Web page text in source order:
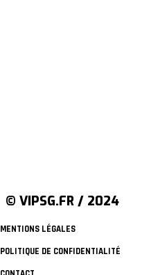
© VIPSG.FR / 2024
MENTIONS LÉGALES
POLITIQUE DE CONFIDENTIALITÉ